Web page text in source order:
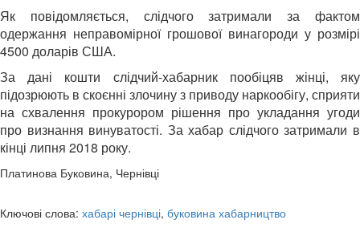
Як повідомляється, слідчого затримали за фактом
одержання неправомірної грошової винагороди у розмірі
4500 доларів США.
За дані кошти слідчий-хабарник пообіцяв жінці, яку
підозрюють в скоєнні злочину з приводу наркообігу, сприяти
на схвалення прокурором рішення про укладання угоди
про визнання винуватості. За хабар слідчого затримали в
кінці липня 2018 року.
Платинова Буковина, Чернівці
Ключові слова: хабарі чернівці, буковина хабарництво